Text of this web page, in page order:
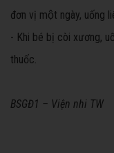
đơn vị một ngày, uống
- Khi bé bị còi xương,
thuốc
BSGĐ1 – Viện nhi TW